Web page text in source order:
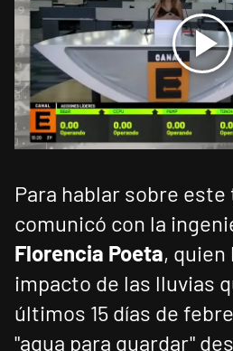
Para hablar sobre este
comunicó con la
Florencia Poeta, quien
impacto de las lluvias
últimos 15 días de
"agua para guardar"